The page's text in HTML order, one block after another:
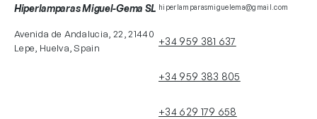
Hiperlamparas Miguel-Gema SL
Avenida de Andalucia, 22, 21440
Lepe, Huelva, Spain
hiperlamparasmiguelema@gmail.com
+34 959 381 637
+34 959 383 805
+34 629 179 658